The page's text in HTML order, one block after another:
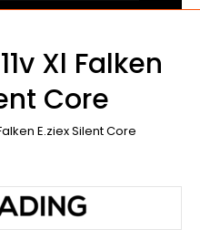
Xl Falken
Core
E.ziex Silent Core